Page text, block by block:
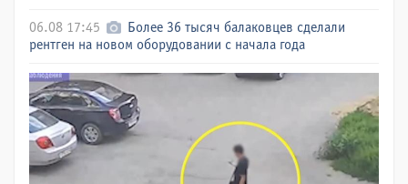
06.08 17:45
Более 36 тысяч балаковцев сделали
рентген на новом оборудовании с начала года